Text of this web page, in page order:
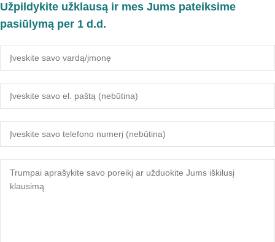
Užpildykite užklausą ir mes Jums pateiksime
pasiūlymą per 1 d.d.